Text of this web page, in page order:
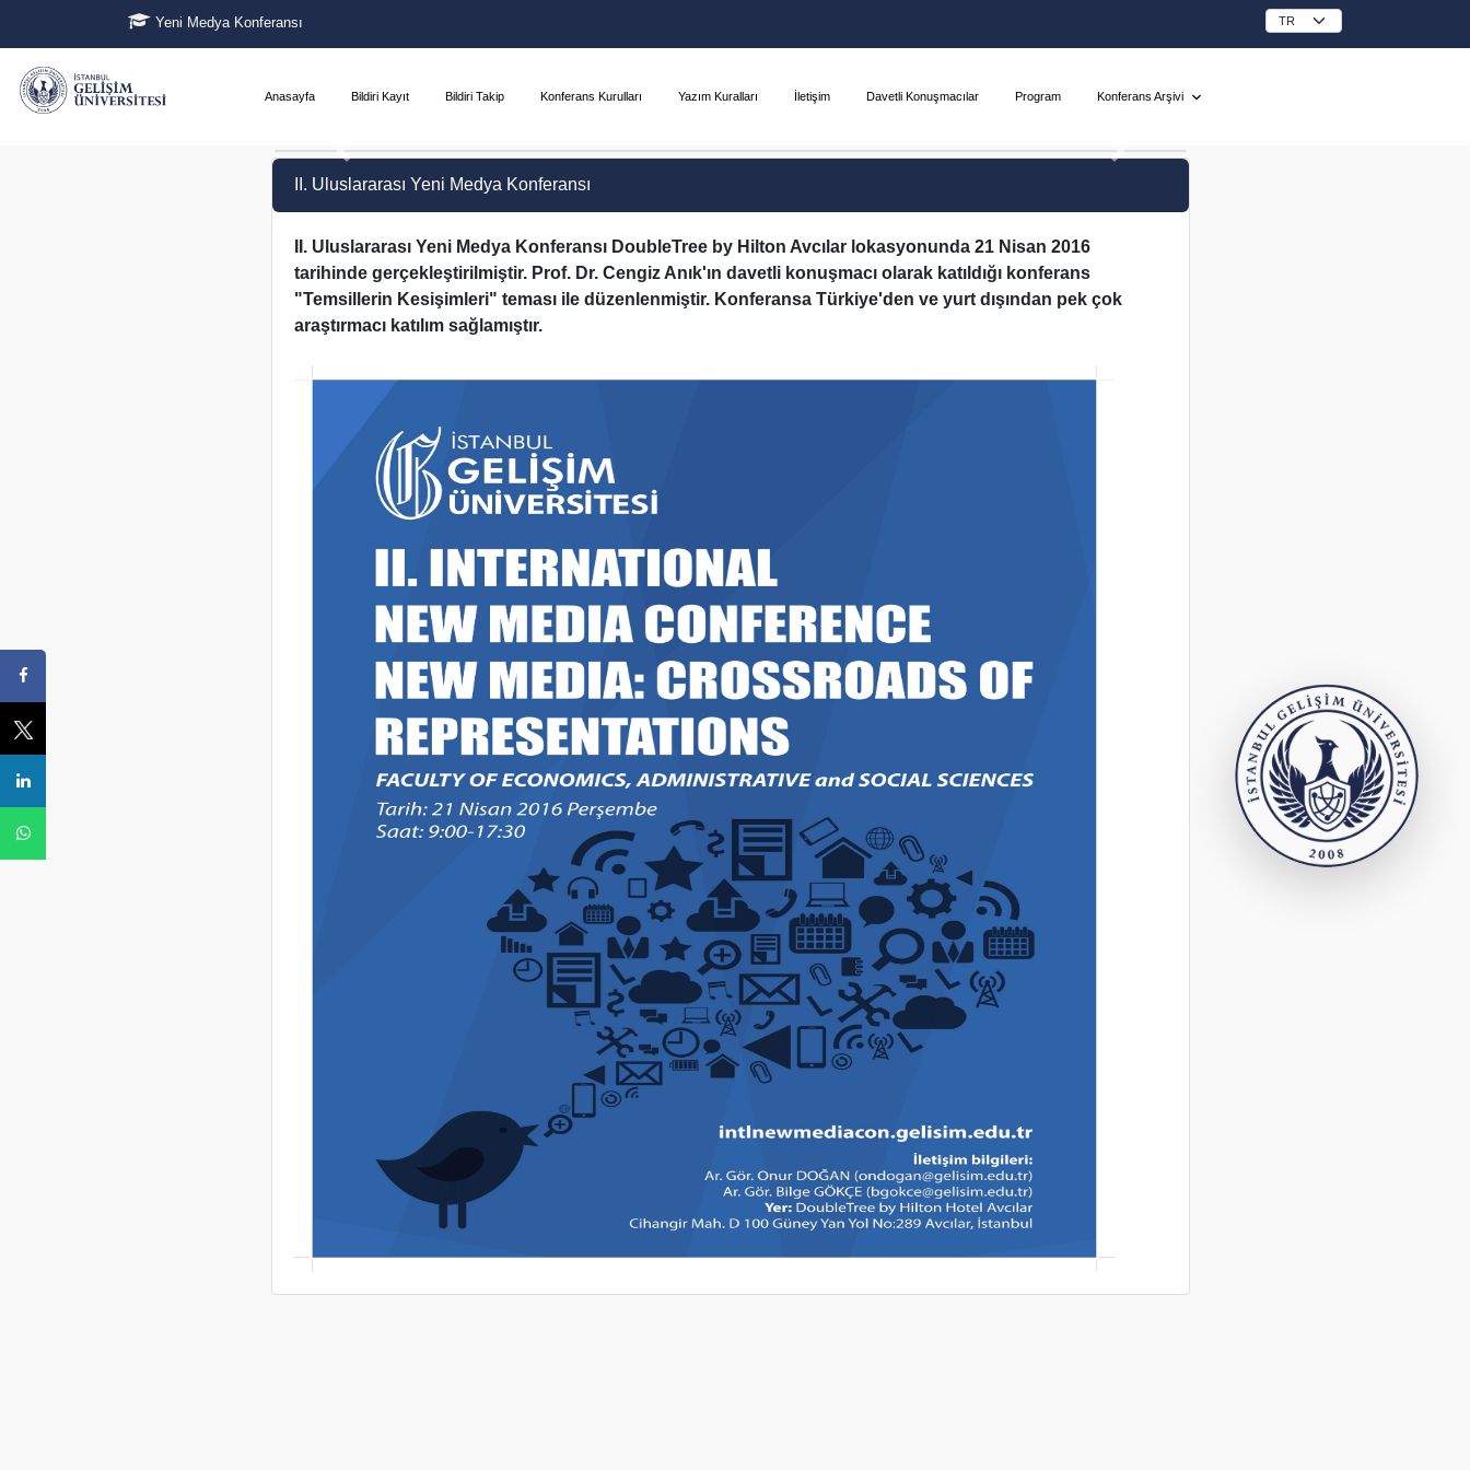
Yeni Medya Konferansı
Anasayfa Bildiri Kayıt Bildiri Takip Konferans Kurulları Yazım Kuralları İletişim Davetli Konuşmacılar Program Konferans Arşivi
II. Uluslararası Yeni Medya Konferansı
II. Uluslararası Yeni Medya Konferansı DoubleTree by Hilton Avcılar lokasyonunda 21 Nisan 2016
tarihinde gerçekleştirilmiştir. Prof. Dr. Cengiz Anık'ın davetli konuşmacı olarak katıldığı konferans
"Temsillerin Kesişimleri" teması ile düzenlenmiştir. Konferansa Türkiye'den ve yurt dışından pek çok
araştırmacı katılım sağlamıştır.